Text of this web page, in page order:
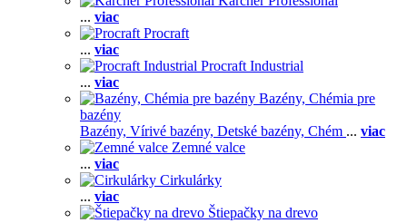
... viac
Procraft
... viac
Procraft Industrial
... viac
Bazény, Chémia pre
bazény
Bazény, Vírivé bazény, Detské bazény, Chém ... viac
Zemné valce
... viac
Cirkulárky
... viac
Štiepačky na drevo